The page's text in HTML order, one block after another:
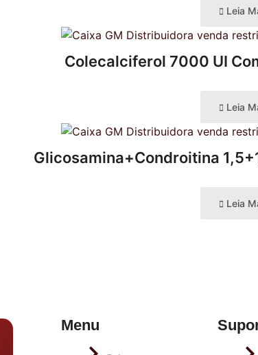
Leia
Colecalciferol 7000 UI
Leia
Glicosamina+Condroitina
Leia
Menu